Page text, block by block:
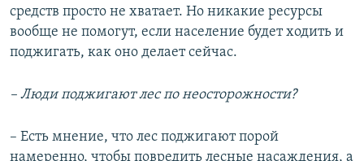
средств просто не хватает. Но никакие ресурсы
вообще не помогут, если население будет ходить и
поджигать, как оно делает сейчас.
– Люди поджигают лес по неосторожности?
– Есть мнение, что лес поджигают порой
намеренно, чтобы повредить лесные насаждения, а